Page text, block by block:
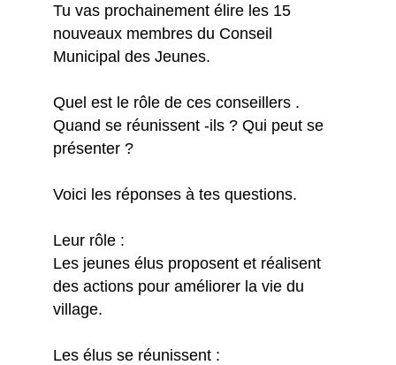
Tu vas prochainement élire les 15
nouveaux membres du Conseil
Municipal des Jeunes.
Quel est le rôle de ces conseillers .
Quand se réunissent -ils ? Qui peut se
présenter ?
Voici les réponses à tes questions.
Leur rôle :
Les jeunes élus proposent et réalisent
des actions pour améliorer la vie du
village.
Les élus se réunissent :